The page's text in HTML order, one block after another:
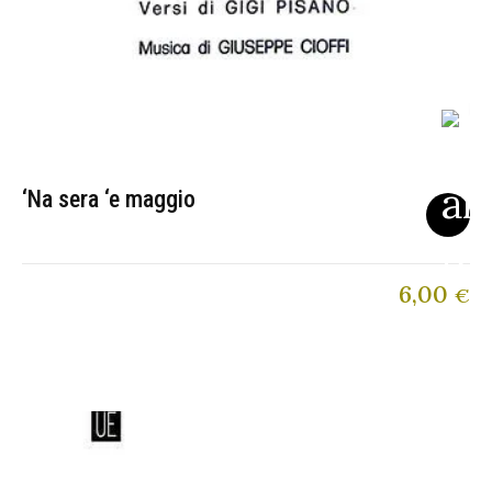
‘Na sera ‘e maggio
6,00 €